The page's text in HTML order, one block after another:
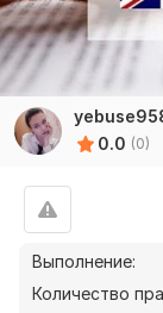
0.0 (0)
Выполнение:
Количество